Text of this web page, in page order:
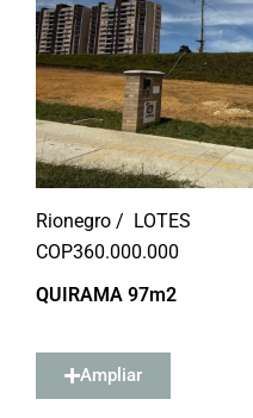
Rionegro / LOTES
COP360.000.000
QUIRAMA 97m2
Ampliar